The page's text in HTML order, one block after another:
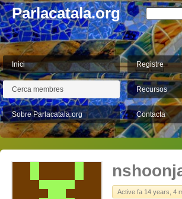
Parlacatala.org
Inici Registre
Cerca membres Recursos
Sobre Parlacatala.org Contacta
Active fa 14 years, 4